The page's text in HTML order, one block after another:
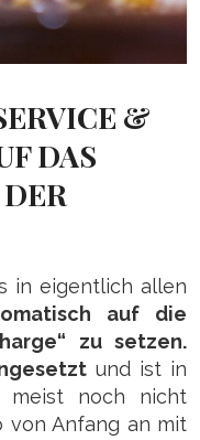
&
DAS
in eigentlich allen
auf die
zu setzen.
und ist in
meist noch nicht
von Anfang an mit